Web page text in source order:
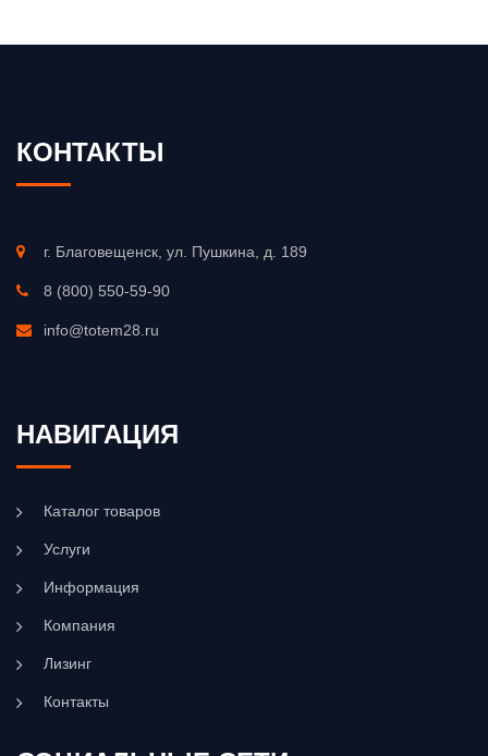
КОНТАКТЫ
г. Благовещенск, ул. Пушкина, д. 189
8 (800) 550-59-90
info@totem28.ru
НАВИГАЦИЯ
Каталог товаров
Услуги
Информация
Компания
Лизинг
Контакты